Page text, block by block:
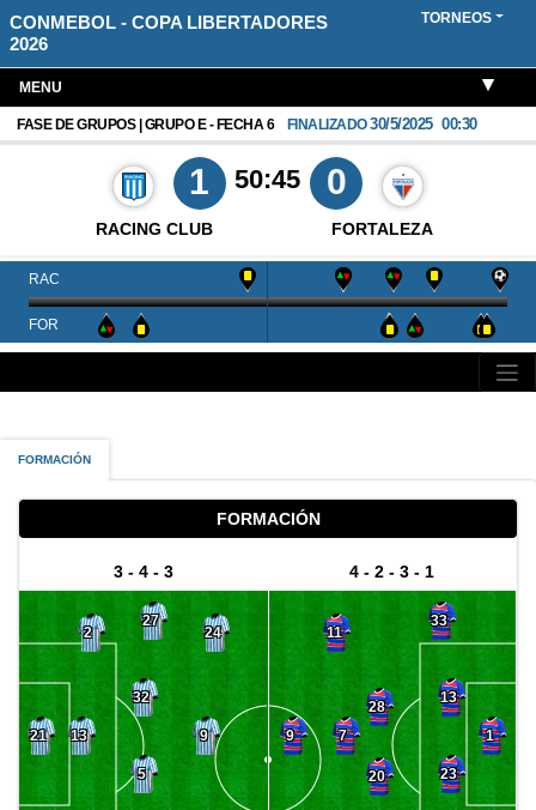
CONMEBOL - COPA LIBERTADORES
2026
TORNEOS
MENU
FASE DE GRUPOS | GRUPO E - FECHA 6 FINALIZADO30/5/2025 00:30
RACING CLUB
1 50:45 0
FORTALEZA
RAC
FOR
FORMACIÓN
FORMACIÓN
3 - 4 - 3
21
2
13
27
32
5
24
9
4 - 2 - 3 - 1
1
33
13
23
28
20
11
7
9